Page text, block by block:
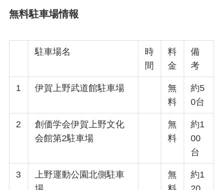
無料駐車場情報
駐車場名
時
間
料
金
備
考
1 伊賀上野武道館駐車場
無
料
約5
0台
2
創価学会伊賀上野文化
会館第2駐車場
無
料
約1
00
台
3
上野運動公園北側駐車
無
約1